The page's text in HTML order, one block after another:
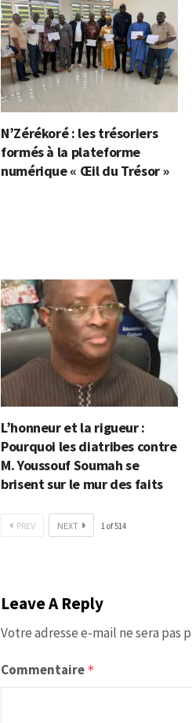
N’Zérékoré : les trésoriers
formés à la plateforme
numérique « Œil du Trésor »
L’honneur et la rigueur :
Pourquoi les diatribes contre
M. Youssouf Soumah se
brisent sur le mur des faits
PREV NEXT 1 of514
Leave A Reply
Votre adresse e-mail ne sera pas
Commentaire *